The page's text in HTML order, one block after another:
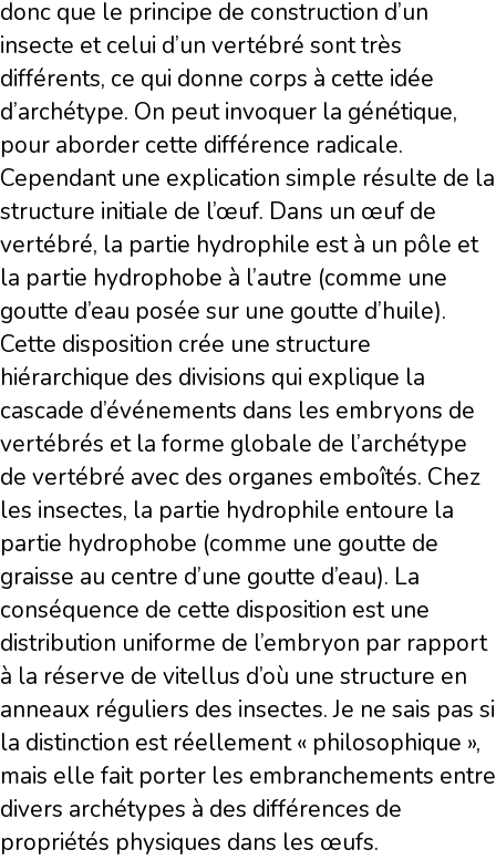
donc que le principe de construction d’un
insecte et celui d’un vertébré sont très
différents, ce qui donne corps à cette idée
d’archétype. On peut invoquer la génétique,
pour aborder cette différence radicale.
Cependant une explication simple résulte de la
structure initiale de l’œuf. Dans un œuf de
vertébré, la partie hydrophile est à un pôle et
la partie hydrophobe à l’autre (comme une
goutte d’eau posée sur une goutte d’huile).
Cette disposition crée une structure
hiérarchique des divisions qui explique la
cascade d’événements dans les embryons de
vertébrés et la forme globale de l’archétype
de vertébré avec des organes emboîtés. Chez
les insectes, la partie hydrophile entoure la
partie hydrophobe (comme une goutte de
graisse au centre d’une goutte d’eau). La
conséquence de cette disposition est une
distribution uniforme de l’embryon par rapport
à la réserve de vitellus d’où une structure en
anneaux réguliers des insectes. Je ne sais pas si
la distinction est réellement « philosophique »,
mais elle fait porter les embranchements entre
divers archétypes à des différences de
propriétés physiques dans les œufs.